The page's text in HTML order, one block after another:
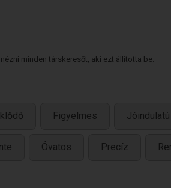
minden társkeresőt, aki ezt állította be.
Figyelmes Jóindulatú
Óvatos Precíz